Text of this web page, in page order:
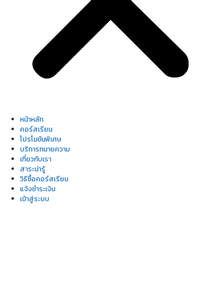
หน้าหลัก
คอร์สเรียน
โปรโมชันพิเศษ
บริการทนายความ
เกี่ยวกับเรา
สาระน่ารู้
วิธีซื้อคอร์สเรียน
แจ้งชำระเงิน
เข้าสู่ระบบ